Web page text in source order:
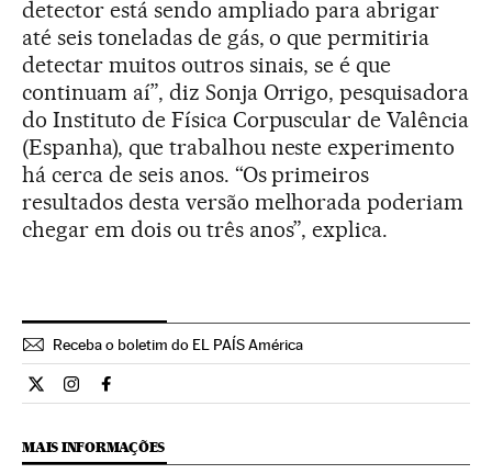
detector está sendo ampliado para abrigar
até seis toneladas de gás, o que permitiria
detectar muitos outros sinais, se é que
continuam aí”, diz Sonja Orrigo, pesquisadora
do Instituto de Física Corpuscular de Valência
(Espanha), que trabalhou neste experimento
há cerca de seis anos. “Os primeiros
resultados desta versão melhorada poderiam
chegar em dois ou três anos”, explica.
Receba o boletim do EL PAÍS América
Ciencia El País Brasil en Twitter
Ciencia El País Brasil en Instagram
Ciencia El País Brasil en Facebook
MAIS INFORMAÇÕES